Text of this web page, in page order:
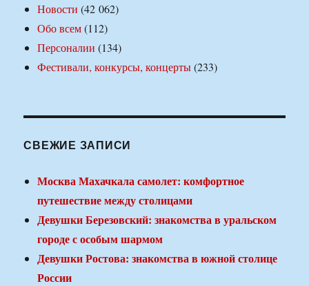
Новости (42 062)
Обо всем(112)
Персоналии (134)
Фестивали, конкурсы, концерты(233)
СВЕЖИЕ ЗАПИСИ
Москва Махачкала самолет: комфортное
путешествие между столицами
Девушки Березовский: знакомства в уральском
городе с особым шармом
Девушки Ростова: знакомства в южной столице
России